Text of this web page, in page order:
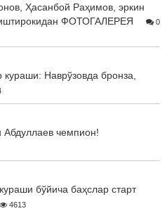
Ҳасанбой Раҳимов, эркин
иштирокидан ФОТОГАЛЕРЕЯ
0
Наврўзовда бронза,
Абдуллаев чемпион!
бўйича баҳслар старт
4613